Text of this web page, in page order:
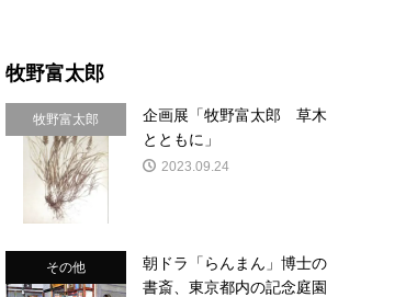
牧野富太郎
牧野富太郎
企画展「牧野富太郎 草木
とともに」
2023.09.24
その他
朝ドラ「らんまん」博士の
書斎、東京都内の記念庭園